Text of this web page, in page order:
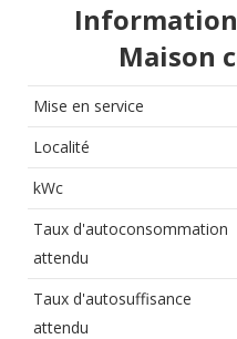
Maison
Mise en service
Localité
kWc
Taux d'autoconsommation
attendu
Taux d'autosuffisance
attendu